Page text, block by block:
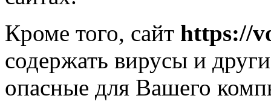
Кроме того, сайт https://
содержать вирусы и
опасные для Вашего